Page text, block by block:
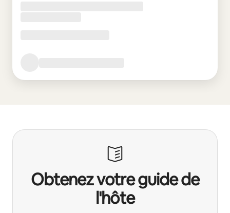
Obtenez votre guide de
l'hôte